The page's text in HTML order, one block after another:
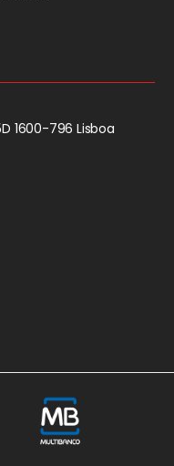
1600-796 Lisboa